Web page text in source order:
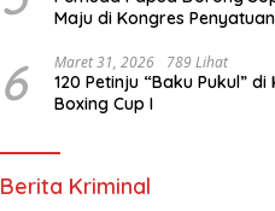
Maju di Kongres Penyatuan
6 Maret 31, 2026 789 Lihat
120 Petinju “Baku Pukul”
Boxing Cup I
Berita Kriminal